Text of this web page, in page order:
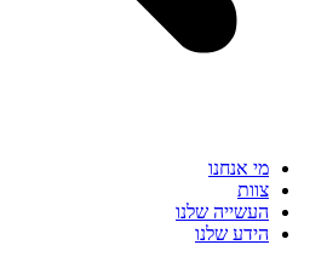
מי אנחנו
צוות
העשייה שלנו
הידע שלנו